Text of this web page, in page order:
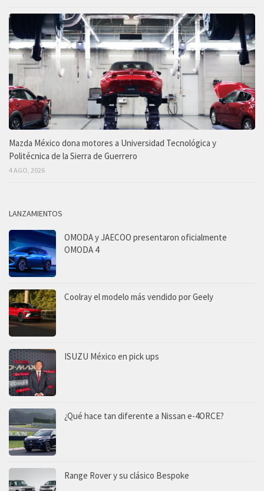
Mazda México dona motores a Universidad Tecnológica y
Politécnica de la Sierra de Guerrero
4 AGO, 2026
LANZAMIENTOS
OMODA y JAECOO presentaron oficialmente
OMODA 4
Coolray el modelo más vendido por Geely
ISUZU México en pick ups
¿Qué hace tan diferente a Nissan e-4ORCE?
Range Rover y su clásico Bespoke